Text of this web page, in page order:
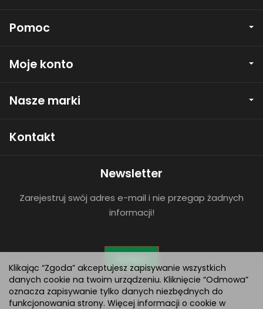
Pomoc
Moje konto
Nasze marki
Kontakt
Newsletter
Zarejestruj swój adres e-mail i nie przegap żadnych
informacji!
Klikając “Zgoda” akceptujesz zapisywanie wszystkich
danych cookie na twoim urządzeniu. Kliknięcie “Odmowa”
oznacza zapisywanie tylko danych niezbędnych do
funkcjonowania strony. Więcej informacji o cookie w